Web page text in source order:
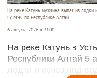
На реке Катунь мужчина выпал из лодки
ГУ МЧС по Республике Алтай
6 августа 2026 в 21:00
На реке Катунь в
Республики Алтай 5
лодки и исчез под